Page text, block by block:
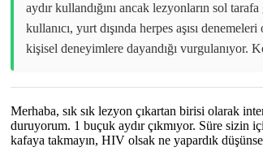
aydır kullandığını ancak lezyonların sol
kullanıcı, yurt dışında herpes aşısı
kişisel deneyimlere dayandığı vurgulanıyor.
Merhaba, sık sık lezyon çıkartan birisi olarak
duruyorum. 1 buçuk aydır çıkmıyor. Süre sizin
kafaya takmayın, HIV olsak ne yapardık